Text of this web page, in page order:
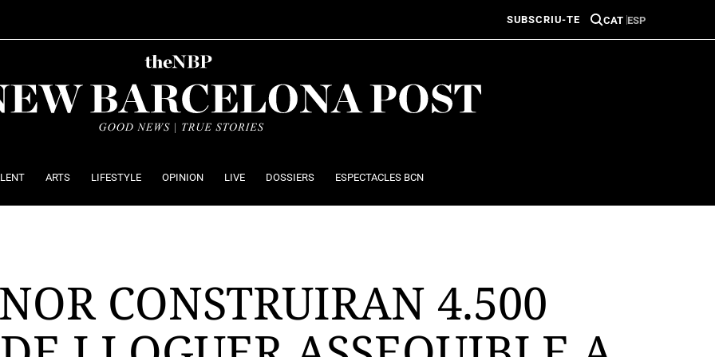
SUBSCRIU-TE CAT ESP
ARTS LIFESTYLE OPINION LIVE DOSSIERS ESPECTACLES BCN
CONSTRUIRAN 4.500